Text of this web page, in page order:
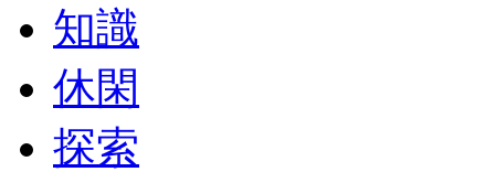
知識
休閑
探索